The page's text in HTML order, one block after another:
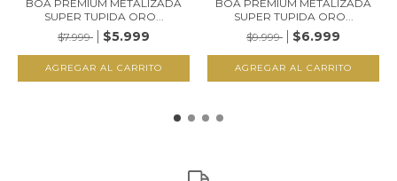
BOA PREMIUM METALIZADA
SUPER TUPIDA ORO...
$7.999
$5.999
BOA PREMIUM METALIZADA
SUPER TUPIDA ORO...
$9.999
$6.999